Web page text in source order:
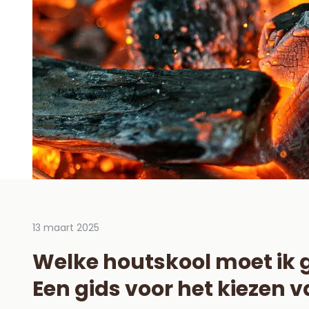
13 maart 2025
Welke houtskool moet ik
Een gids voor het kiezen
Lees